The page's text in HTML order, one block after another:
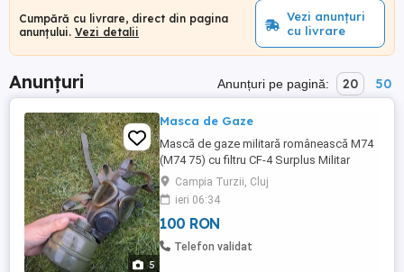
Cumpără cu livrare, direct din pagina
anunțului. Vezi detalii
Vezi anunțuri
cu livrare
Anunțuri Anunțuri pe pagină: 20 50
5
Masca de Gaze
Mască de gaze militară românească M74
(M74 75) cu filtru CF-4 Surplus Militar
Colecție Vine însoțită de filtrul original din
metal, model CF-4 (inscripționat LOT 130-
8-82), prevăzut cu capacele de protecție
originale.
Campia Turzii, Cluj
ieri 06:34
100 RON
Telefon validat